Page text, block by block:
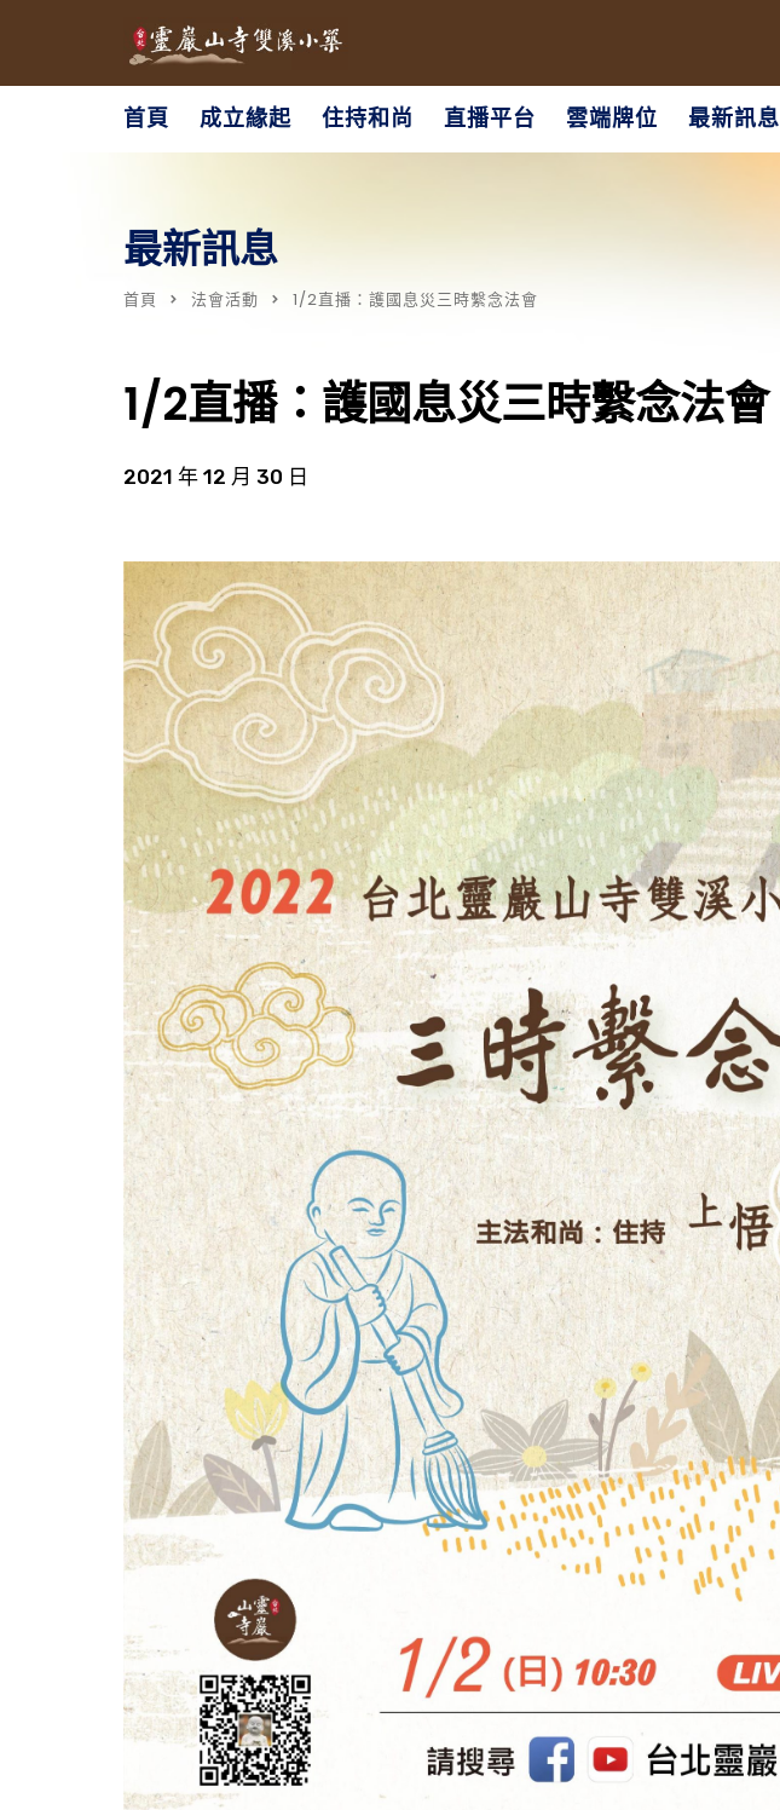
首頁 成立緣起 住持和尚 直播平台 雲端牌位 最新訊息
最新訊息
首頁 法會活動 1/2直播：護國息災三時繫念法會
1/2直播：護國息災三時繫念法會
2021 年 12 月 30 日